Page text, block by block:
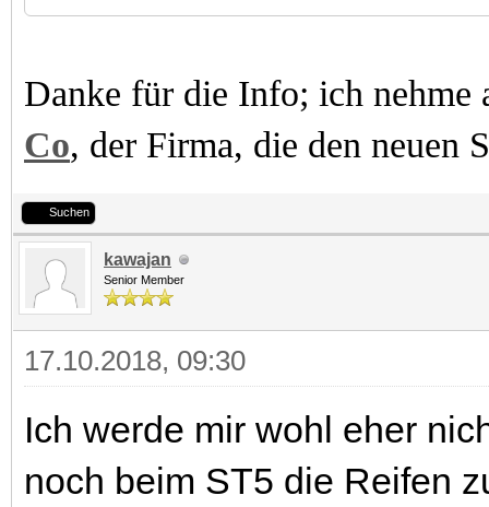
Danke für die Info; ich
Co, der Firma, die den neuen
Suchen
kawajan
Senior Member
17.10.2018, 09:30
Ich werde mir wohl eher
noch beim ST5 die Reifen